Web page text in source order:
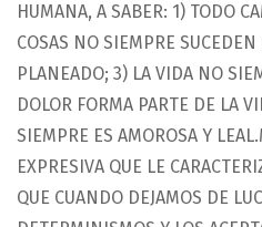
HUMANA, A SABER: 1) TODO
COSAS NO SIEMPRE
PLANEADO; 3) LA VIDA NO
DOLOR FORMA PARTE DE LA
SIEMPRE ES AMOROSA Y
EXPRESIVA QUE LE
QUE CUANDO DEJAMOS DE